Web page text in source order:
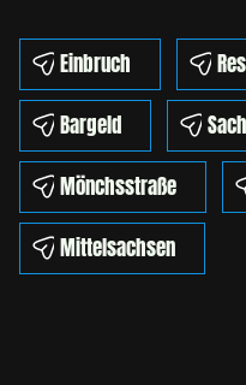
Einbruch
Bargeld
Mönchsstraße
Mittelsachsen